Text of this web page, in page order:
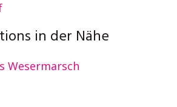
in der Nähe
Wesermarsch